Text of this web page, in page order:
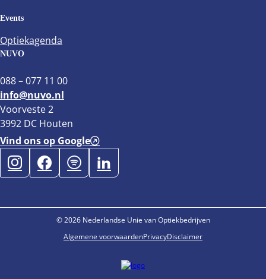
Events
Optiekagenda
NUVO
088 – 077 11 00
info@nuvo.nl
Voorveste 2
3992 DC Houten
Vind ons op Google
© 2026 Nederlandse Unie van Optiekbedrijven
Algemene voorwaardenPrivacyDisclaimer